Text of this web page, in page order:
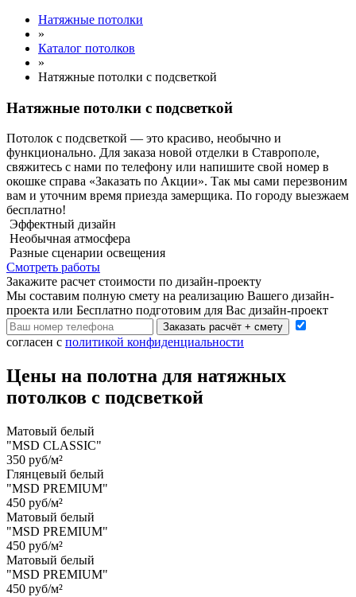
Натяжные потолки
»
Каталог потолков
»
Натяжные потолки с подсветкой
Натяжные потолки с подсветкой
Потолок с подсветкой — это красиво, необычно и
функционально. Для заказа новой отделки в Ставрополе,
свяжитесь с нами по телефону или напишите свой номер в
окошке справа «Заказать по Акции». Так мы сами перезвоним
вам и уточним время приезда замерщика. По городу выезжаем
бесплатно!
Эффектный дизайн
Необычная атмосфера
Разные сценарии освещения
Смотреть работы
Закажите расчет cтоимости по дизайн-проекту
Мы составим полную смету на реализацию Вашего дизайн-
проекта или Бесплатно подготовим для Вас дизайн-проект
Заказать расчёт + смету
согласен с политикой конфиденциальности
Цены на полотна для натяжных
потолков с подсветкой
Матовый белый
"MSD CLASSIC"
350 руб/м²
Глянцевый белый
"MSD PREMIUM"
450 руб/м²
Матовый белый
"MSD PREMIUM"
450 руб/м²
Матовый белый
"MSD PREMIUM"
450 руб/м²